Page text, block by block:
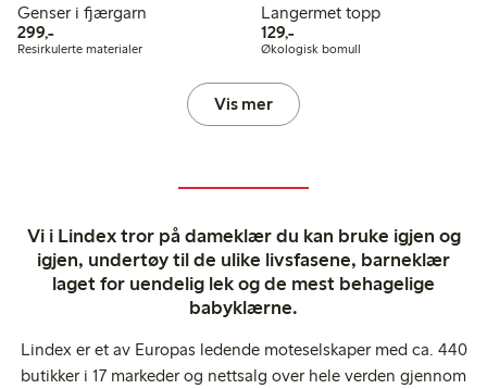
Genser i fjærgarn
299,-299,00 kr
Resirkulerte materialer
Langermet topp
129,-129,00 kr
Økologisk bomull
Vis mer
Vi i Lindex tror på dameklær du kan bruke igjen og
igjen, undertøy til de ulike livsfasene, barneklær
laget for uendelig lek og de mest behagelige
babyklærne.
Lindex er et av Europas ledende moteselskaper med ca. 440
butikker i 17 markeder og nettsalg over hele verden gjennom